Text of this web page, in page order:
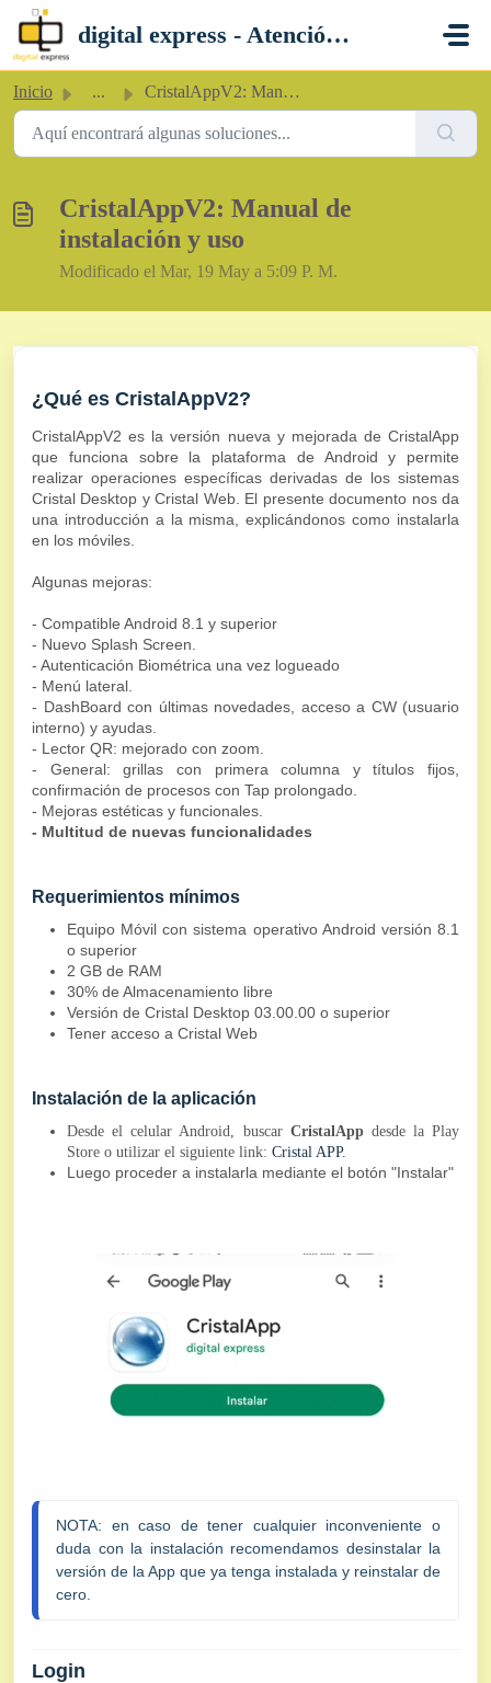
Saltar al contenido principal
digital express - Atención al Cliente
Inicio ... CristalAppV2: Manual de instalación y uso
CristalAppV2: Manual de
instalación y uso
Modificado el Mar, 19 May a 5:09 P. M.
¿Qué es CristalAppV2?
CristalAppV2 es la versión nueva y mejorada de CristalApp
que funciona sobre la plataforma de Android y permite
realizar operaciones específicas derivadas de los sistemas
Cristal Desktop y Cristal Web. El presente documento nos da
una introducción a la misma, explicándonos como instalarla
en los móviles.
Algunas mejoras:
- Compatible Android 8.1 y superior
- Nuevo Splash Screen.
- Autenticación Biométrica una vez logueado
- Menú lateral.
- DashBoard con últimas novedades, acceso a CW (usuario
interno) y ayudas.
- Lector QR: mejorado con zoom.
- General: grillas con primera columna y títulos fijos,
confirmación de procesos con Tap prolongado.
- Mejoras estéticas y funcionales.
- Multitud de nuevas funcionalidades
Requerimientos mínimos
Equipo Móvil con sistema operativo Android versión 8.1
o superior
2 GB de RAM
30% de Almacenamiento libre
Versión de Cristal Desktop 03.00.00 o superior
Tener acceso a Cristal Web
Instalación de la aplicación
Desde el celular Android, buscar CristalApp desde la Play
Store o utilizar el siguiente link: Cristal APP.
Luego proceder a instalarla mediante el botón "Instalar"
NOTA: en caso de tener cualquier inconveniente o
duda con la instalación recomendamos desinstalar la
versión de la App que ya tenga instalada y reinstalar de
cero.
Login